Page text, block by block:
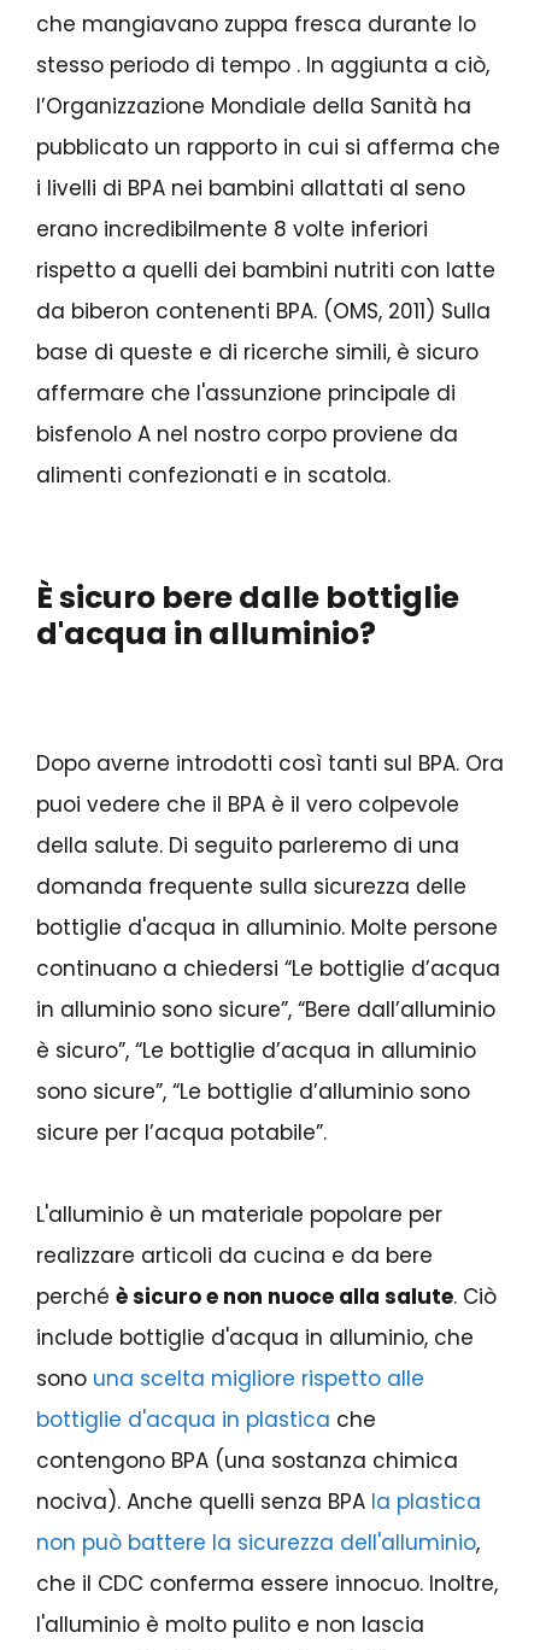
che mangiavano zuppa fresca durante lo
stesso periodo di tempo . In aggiunta a ciò,
l’Organizzazione Mondiale della Sanità ha
pubblicato un rapporto in cui si afferma che
i livelli di BPA nei bambini allattati al seno
erano incredibilmente 8 volte inferiori
rispetto a quelli dei bambini nutriti con latte
da biberon contenenti BPA. (OMS, 2011) Sulla
base di queste e di ricerche simili, è sicuro
affermare che l'assunzione principale di
bisfenolo A nel nostro corpo proviene da
alimenti confezionati e in scatola.
È sicuro bere dalle bottiglie
d'acqua in alluminio?
Dopo averne introdotti così tanti sul BPA. Ora
puoi vedere che il BPA è il vero colpevole
della salute. Di seguito parleremo di una
domanda frequente sulla sicurezza delle
bottiglie d'acqua in alluminio. Molte persone
continuano a chiedersi “Le bottiglie d’acqua
in alluminio sono sicure”, “Bere dall’alluminio
è sicuro”, “Le bottiglie d’acqua in alluminio
sono sicure”, “Le bottiglie d’alluminio sono
sicure per l’acqua potabile”.
L'alluminio è un materiale popolare per
realizzare articoli da cucina e da bere
perché è sicuro e non nuoce alla salute. Ciò
include bottiglie d'acqua in alluminio, che
sono una scelta migliore rispetto alle
bottiglie d'acqua in plastica che
contengono BPA (una sostanza chimica
nociva). Anche quelli senza BPA la plastica
non può battere la sicurezza dell'alluminio,
che il CDC conferma essere innocuo. Inoltre,
l'alluminio è molto pulito e non lascia